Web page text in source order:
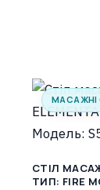
МАСАЖНІ
СТІЛ
ТИП: FIRE